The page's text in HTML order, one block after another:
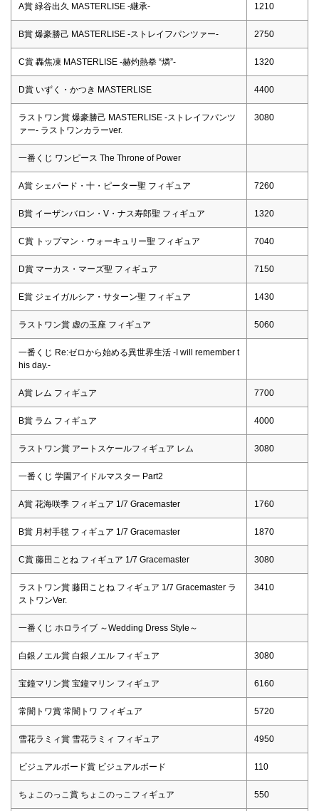
A賞 緑谷出久 MASTERLISE -継承- 1210
B賞 爆豪勝己 MASTERLISE -ストレイフパンツァー- 2750
C賞 轟焦凍 MASTERLISE -赫灼熱拳 “燐”- 1320
D賞 いずく・かつき MASTERLISE 4400
ラストワン賞 爆豪勝己 MASTERLISE -ストレイフパンツ
ァー- ラストワンカラーver.
3080
一番くじ ワンピース The Throne of Power
A賞 シェパード・十・ピーター聖 フィギュア 7260
B賞 イーザンバロン・V・ナス寿郎聖 フィギュア 1320
C賞 トップマン・ウォーキュリー聖 フィギュア 7040
D賞 マーカス・マーズ聖 フィギュア 7150
E賞 ジェイガルシア・サターン聖 フィギュア 1430
ラストワン賞 虚の玉座 フィギュア 5060
一番くじ Re:ゼロから始める異世界生活 -I will remember t
his day.-
A賞 レム フィギュア 7700
B賞 ラム フィギュア 4000
ラストワン賞 アートスケールフィギュア レム 3080
一番くじ 学園アイドルマスター Part2
A賞 花海咲季 フィギュア 1/7 Gracemaster 1760
B賞 月村手毬 フィギュア 1/7 Gracemaster 1870
C賞 藤田ことね フィギュア 1/7 Gracemaster 3080
ラストワン賞 藤田ことね フィギュア 1/7 Gracemaster ラ
ストワンVer.
3410
一番くじ ホロライブ ～Wedding Dress Style～
白銀ノエル賞 白銀ノエル フィギュア 3080
宝鐘マリン賞 宝鐘マリン フィギュア 6160
常闇トワ賞 常闇トワ フィギュア 5720
雪花ラミィ賞 雪花ラミィ フィギュア 4950
ビジュアルボード賞 ビジュアルボード 110
ちょこのっこ賞 ちょこのっこフィギュア 550